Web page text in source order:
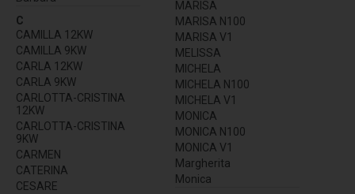
C
CAMILLA 12KW
CAMILLA 9KW
CARLA 12KW
CARLA 9KW
CARLOTTA-CRISTINA
12KW
CARLOTTA-CRISTINA
9KW
CARMEN
CATERINA
CESARE
MARISA
MARISA N100
MARISA V1
MELISSA
MICHELA
MICHELA N100
MICHELA V1
MONICA
MONICA N100
MONICA V1
Margherita
Monica